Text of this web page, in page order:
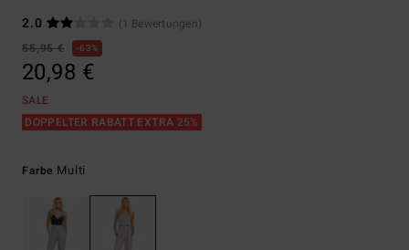
2.0
(1 Bewertungen)
55,95 €
63%
20,98 €
SALE
DOPPELTER RABATT EXTRA 25%
Farbe Multi